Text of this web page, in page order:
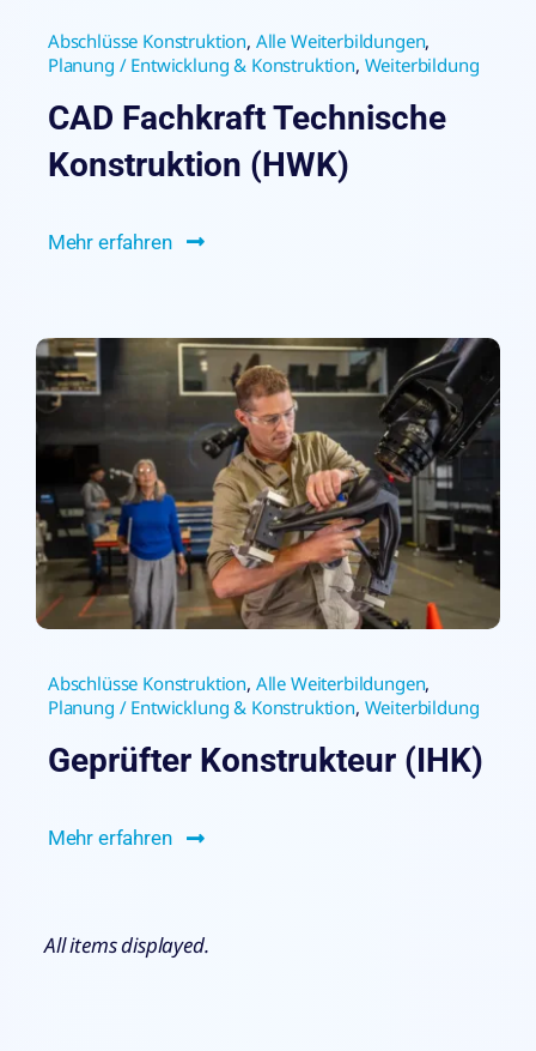
Abschlüsse Konstruktion, Alle Weiterbildungen,
Planung / Entwicklung & Konstruktion, Weiterbildung
CAD Fachkraft Technische
Konstruktion (HWK)
Mehr erfahren
Abschlüsse Konstruktion, Alle Weiterbildungen,
Planung / Entwicklung & Konstruktion, Weiterbildung
Geprüfter Konstrukteur (IHK)
Mehr erfahren